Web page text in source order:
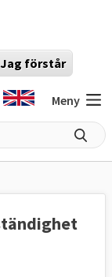
Jag förstår
Meny